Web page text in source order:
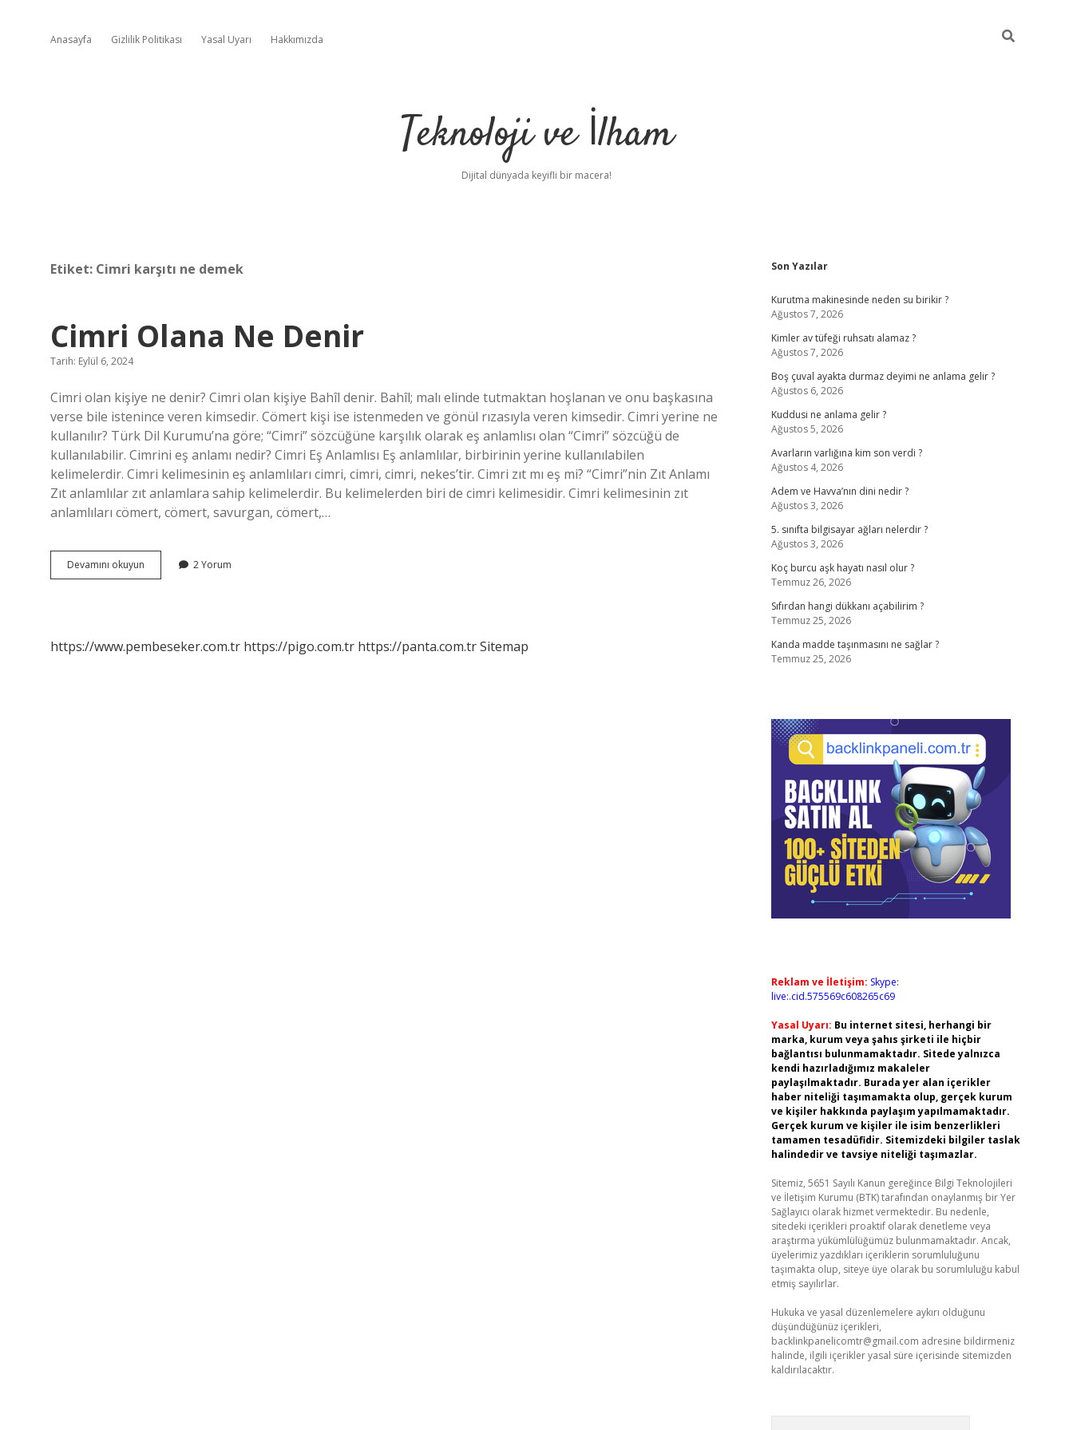
Anasayfa Gizlilik Politikası Yasal Uyarı Hakkımızda
Teknoloji ve İlham
Dijital dünyada keyifli bir macera!
Etiket: Cimri karşıtı ne demek
Cimri Olana Ne Denir
Tarih: Eylül 6, 2024
Cimri olan kişiye ne denir? Cimri olan kişiye Bahîl denir. Bahîl; malı elinde tutmaktan hoşlanan ve onu başkasına
verse bile istenince veren kimsedir. Cömert kişi ise istenmeden ve gönül rızasıyla veren kimsedir. Cimri yerine ne
kullanılır? Türk Dil Kurumu’na göre; “Cimri” sözcüğüne karşılık olarak eş anlamlısı olan “Cimri” sözcüğü de
kullanılabilir. Cimrini eş anlamı nedir? Cimri Eş Anlamlısı Eş anlamlılar, birbirinin yerine kullanılabilen
kelimelerdir. Cimri kelimesinin eş anlamlıları cimri, cimri, cimri, nekes’tir. Cimri zıt mı eş mi? “Cimri”nin Zıt Anlamı
Zıt anlamlılar zıt anlamlara sahip kelimelerdir. Bu kelimelerden biri de cimri kelimesidir. Cimri kelimesinin zıt
anlamlıları cömert, cömert, savurgan, cömert,…
Devamını okuyun
Olana
2 Yorum
https://www.pembeseker.com.tr https://pigo.com.tr https://panta.com.trSitemap
Sidebar
Son Yazılar
Kurutma makinesinde neden su birikir ?
Ağustos 7, 2026
Kimler av tüfeği ruhsatı alamaz ?
Ağustos 7, 2026
Boş çuval ayakta durmaz deyimi ne anlama gelir ?
Ağustos 6, 2026
Kuddusi ne anlama gelir ?
Ağustos 5, 2026
Avarların varlığına kim son verdi ?
Ağustos 4, 2026
Adem ve Havva’nın dini nedir ?
Ağustos 3, 2026
5. sınıfta bilgisayar ağları nelerdir ?
Ağustos 3, 2026
Koç burcu aşk hayatı nasıl olur ?
Temmuz 26, 2026
Sıfırdan hangi dükkanı açabilirim ?
Temmuz 25, 2026
Kanda madde taşınmasını ne sağlar ?
Temmuz 25, 2026
Reklam ve İletişim: Skype:
live:.cid.575569c608265c69
Yasal Uyarı: Bu internet sitesi, herhangi bir
marka, kurum veya şahıs şirketi ile hiçbir
bağlantısı bulunmamaktadır. Sitede yalnızca
kendi hazırladığımız makaleler
paylaşılmaktadır. Burada yer alan içerikler
haber niteliği taşımamakta olup, gerçek kurum
ve kişiler hakkında paylaşım yapılmamaktadır.
Gerçek kurum ve kişiler ile isim benzerlikleri
tamamen tesadüfidir. Sitemizdeki bilgiler taslak
halindedir ve tavsiye niteliği taşımazlar.
Sitemiz, 5651 Sayılı Kanun gereğince Bilgi Teknolojileri
ve İletişim Kurumu (BTK) tarafından onaylanmış bir Yer
Sağlayıcı olarak hizmet vermektedir. Bu nedenle,
sitedeki içerikleri proaktif olarak denetleme veya
araştırma yükümlülüğümüz bulunmamaktadır. Ancak,
üyelerimiz yazdıkları içeriklerin sorumluluğunu
taşımakta olup, siteye üye olarak bu sorumluluğu kabul
etmiş sayılırlar.
Hukuka ve yasal düzenlemelere aykırı olduğunu
düşündüğünüz içerikleri,
backlinkpanelicomtr@gmail.com adresine bildirmeniz
halinde, ilgili içerikler yasal süre içerisinde sitemizden
kaldırılacaktır.